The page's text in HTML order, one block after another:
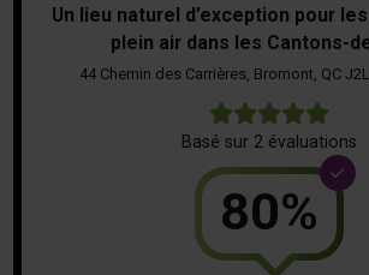
Un lieu naturel d’exception pour
plein air dans les Cantons-
44 Chemin des Carrières, Bromont, QC
Basé sur 2 évaluations
80%